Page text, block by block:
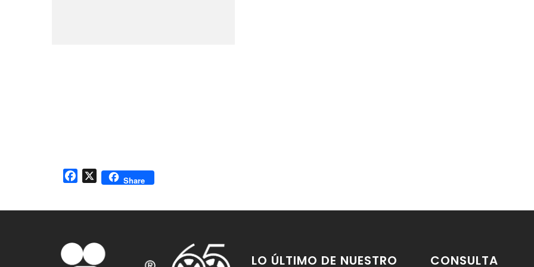
Facebook
X Share
LO ÚLTIMO DE NUESTRO
CONSULTA